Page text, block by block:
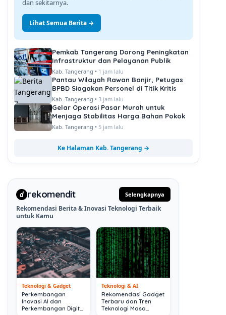
dan sekitarnya.
Lihat Semua Berita →
Pemkab Tangerang Dorong Peningkatan
Infrastruktur dan Pelayanan Publik
Kab. Tangerang • 1 jam lalu
Pantau Wilayah Rawan Banjir, Petugas
BPBD Siagakan Personel di Titik Kritis
Kab. Tangerang • 3 jam lalu
Gelar Operasi Pasar Murah untuk
Menjaga Stabilitas Harga Bahan Pokok
Kab. Tangerang • 5 jam lalu
Ke Halaman Kab. Tangerang →
d rekomendit Selengkapnya
Rekomendasi Berita & Inovasi Teknologi Terbaik
untuk Kamu
Teknologi & Gadget
Perkembangan
Inovasi AI dan
Perkembangan Digital
Teknologi & AI
Rekomendasi Gadget
Terbaru dan Tren
Teknologi Masa